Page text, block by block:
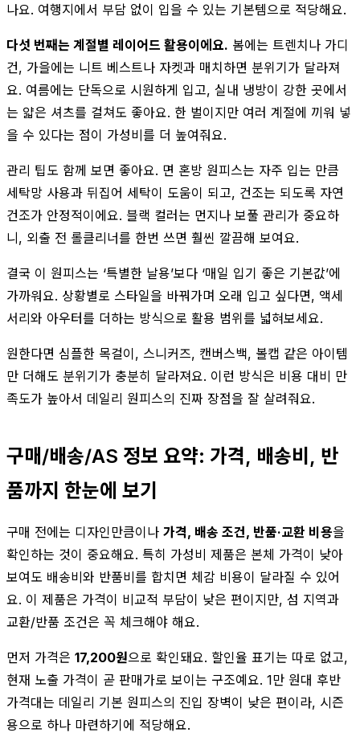
나요. 여행지에서 부담 없이 입을 수 있는 기본템으로 적당해요.
다섯 번째는 계절별 레이어드 활용이에요. 봄에는 트렌치나 가디
건, 가을에는 니트 베스트나 자켓과 매치하면 분위기가 달라져
요. 여름에는 단독으로 시원하게 입고, 실내 냉방이 강한 곳에서
는 얇은 셔츠를 걸쳐도 좋아요. 한 벌이지만 여러 계절에 끼워 넣
을 수 있다는 점이 가성비를 더 높여줘요.
관리 팁도 함께 보면 좋아요. 면 혼방 원피스는 자주 입는 만큼
세탁망 사용과 뒤집어 세탁이 도움이 되고, 건조는 되도록 자연
건조가 안정적이에요. 블랙 컬러는 먼지나 보풀 관리가 중요하
니, 외출 전 롤클리너를 한번 쓰면 훨씬 깔끔해 보여요.
결국 이 원피스는 ‘특별한 날용’보다 ‘매일 입기 좋은 기본값’에
가까워요. 상황별로 스타일을 바꿔가며 오래 입고 싶다면, 액세
서리와 아우터를 더하는 방식으로 활용 범위를 넓혀보세요.
원한다면 심플한 목걸이, 스니커즈, 캔버스백, 볼캡 같은 아이템
만 더해도 분위기가 충분히 달라져요. 이런 방식은 비용 대비 만
족도가 높아서 데일리 원피스의 진짜 장점을 잘 살려줘요.
구매/배송/AS 정보 요약: 가격, 배송비, 반
품까지 한눈에 보기
구매 전에는 디자인만큼이나 가격, 배송 조건, 반품·교환 비용을
확인하는 것이 중요해요. 특히 가성비 제품은 본체 가격이 낮아
보여도 배송비와 반품비를 합치면 체감 비용이 달라질 수 있어
요. 이 제품은 가격이 비교적 부담이 낮은 편이지만, 섬 지역과
교환/반품 조건은 꼭 체크해야 해요.
먼저 가격은 17,200원으로 확인돼요. 할인율 표기는 따로 없고,
현재 노출 가격이 곧 판매가로 보이는 구조예요. 1만 원대 후반
가격대는 데일리 기본 원피스의 진입 장벽이 낮은 편이라, 시즌
용으로 하나 마련하기에 적당해요.